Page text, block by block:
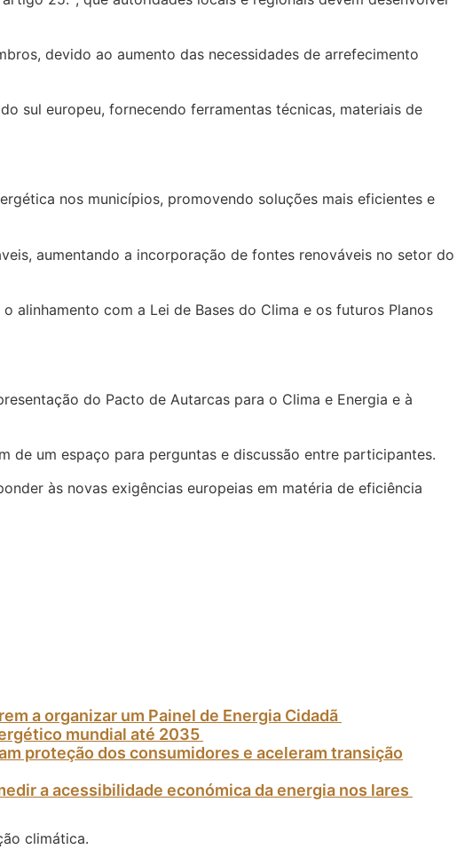
devido ao aumento das necessidades de arrefecimento
sul europeu, fornecendo ferramentas técnicas, materiais de
nos municípios, promovendo soluções mais eficientes e
aumentando a incorporação de fontes renováveis no setor do
alinhamento com a Lei de Bases do Clima e os futuros Planos
do Pacto de Autarcas para o Clima e Energia e à
de um espaço para perguntas e discussão entre participantes.
às novas exigências europeias em matéria de eficiência
a organizar um Painel de Energia Cidadã
mundial até 2035
proteção dos consumidores e aceleram transição
a acessibilidade económica da energia nos lares
climática.